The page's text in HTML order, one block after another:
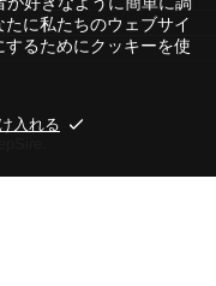
に私たちのウェブサイ
するためにクッキーを使
入れる